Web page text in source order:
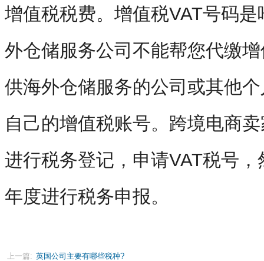
增值税税费。增值税VAT号码
外仓储服务公司不能帮您代缴
供海外仓储服务的公司或其他
自己的增值税账号。跨境电商
进行税务登记，申请VAT税号
年度进行税务申报。
上一篇: 英国公司主要有哪些税种?